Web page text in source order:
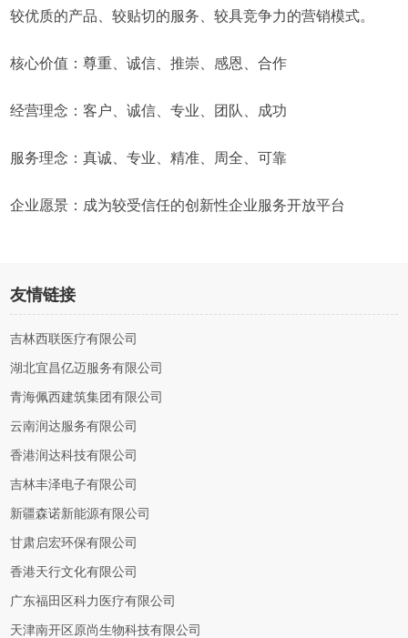
较优质的产品、较贴切的服务、较具竞争力的营销模式。
核心价值：尊重、诚信、推崇、感恩、合作
经营理念：客户、诚信、专业、团队、成功
服务理念：真诚、专业、精准、周全、可靠
企业愿景：成为较受信任的创新性企业服务开放平台
友情链接
吉林西联医疗有限公司
湖北宜昌亿迈服务有限公司
青海佩西建筑集团有限公司
云南润达服务有限公司
香港润达科技有限公司
吉林丰泽电子有限公司
新疆森诺新能源有限公司
甘肃启宏环保有限公司
香港天行文化有限公司
广东福田区科力医疗有限公司
天津南开区原尚生物科技有限公司